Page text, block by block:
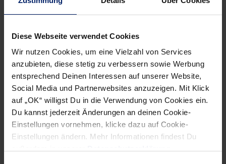
Diese Webseite verwendet Cookies
Wir nutzen Cookies, um eine Vielzahl von Services
anzubieten, diese stetig zu verbessern sowie Werbung
entsprechend Deinen Interessen auf unserer Website,
Social Media und Partnerwebsites anzuzeigen. Mit Klick
auf „OK“ willigst Du in die Verwendung von Cookies ein.
Du kannst jederzeit Änderungen an deinen Cookie-
Einstellungen vornehmen, klicke dazu auf Cookie-
Einstellungen ändern. Mehr Informationen findest Du